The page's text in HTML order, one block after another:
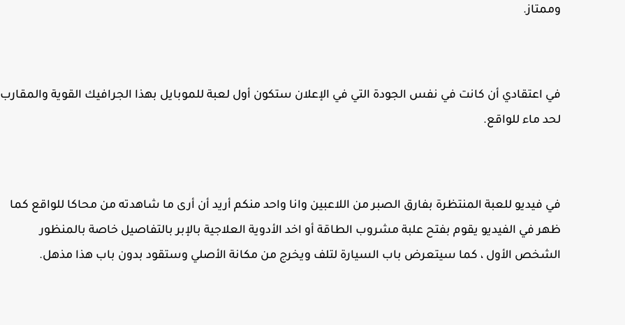
وممتاز.
في اعتقادي أن كانت في نفس الجودة التي في الإعلان ستكون أول لعبة للموبايل بهذا الجرافيك القوية والمقارب
لحد ماء للواقع.
في فيديو للعبة المنتظرة بفارق الصبر من اللاعبين وانا واحد منكم أريد أن أرى ما شاهدته من محاكا للواقع كما
ظهر في الفيديو يقوم بفتح علبة مشروب الطاقة أو اخد الأدوية العلاجية بالإبر بالتفاصيل خاصة بالمنظور
الشخص الأول ، كما سيتعرض باب السيارة لتلف ويخرج من مكانة الأصلي وستقود بدون باب هذا مذهل.